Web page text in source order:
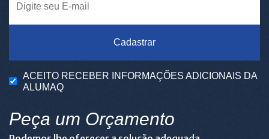
Cadastrar
ACEITO RECEBER INFORMAÇÕES ADICIONAIS DA
ALUMAQ
Peça um Orçamento